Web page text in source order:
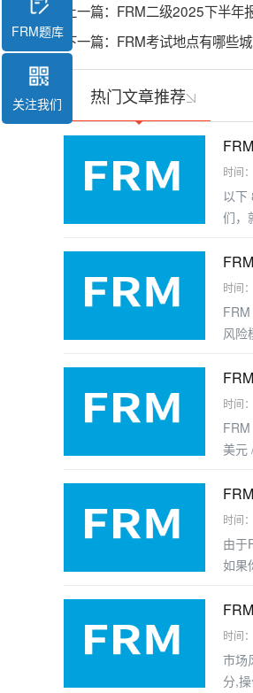
上一篇： FRM二级2025下半年
下一篇： FRM考试地点有哪些城
热门文章推荐
时间
以下
们，
时间
风险
时间
美元
时间
由于
如果
时间
市场
分,
FRM题库
关注我们